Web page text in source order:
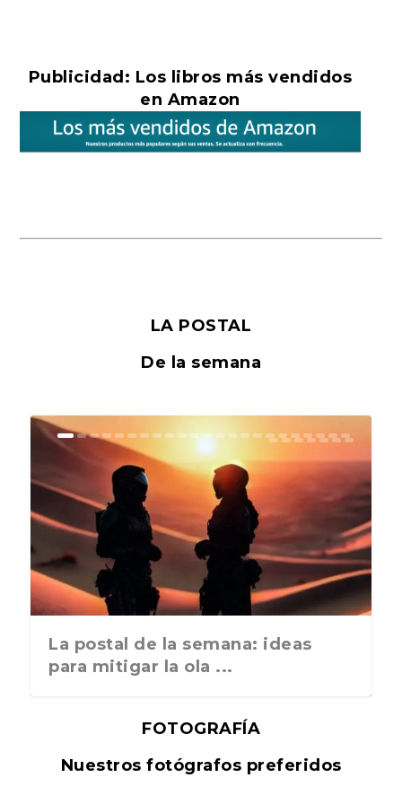
Publicidad: Los libros más vendidos
en Amazon
LA POSTAL
De la semana
La postal de la semana: ideas
para mitigar la ola ...
FOTOGRAFÍA
Nuestros fotógrafos preferidos